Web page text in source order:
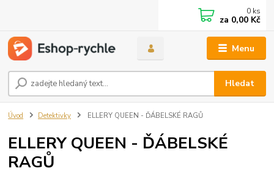
Menu
Hledat
0 ks
za 0,00 Kč
Úvod Detektivky ELLERY QUEEN - ĎÁBELSKÉ RAGŮ
ELLERY QUEEN - ĎÁBELSKÉ
RAGŮ